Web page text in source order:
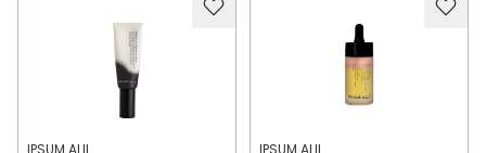
IPSUM ALII IPSUM ALII